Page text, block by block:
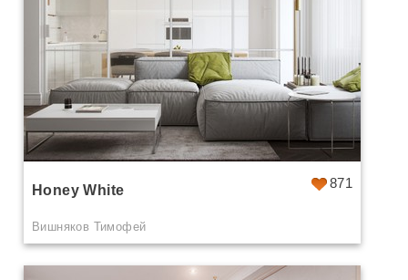
871
Honey White
Вишняков Тимофей